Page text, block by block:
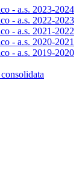
- a.s. 2023-2024
- a.s. 2022-2023
- a.s. 2021-2022
- a.s. 2020-2021
- a.s. 2019-2020